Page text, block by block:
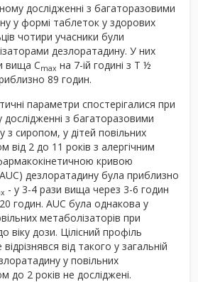
дослідженні з багаторазовими
у формі таблеток у здорових
чотири учасники були
дезлоратадину. У них
вища Сmax на 7-ій годині з Т ½
89 годин.
параметри спостерігалися при
з багаторазовими
сиропом, у дітей повільних
від 2 до 11 років з алергічним
кривою
дезлоратадину була приблизно
- у 3-4 рази вища через 3-6 годин
годин. AUC була однакова у
метаболізаторів при
віку дози. Цілісний профіль
від такого у загальній
у повільних
до 2 років не досліджені.